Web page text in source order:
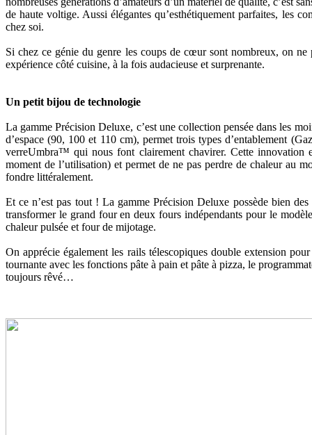
de haute voltige. Aussi élégantes qu’esthétiquement parfaites, les
chez soi.
Si chez ce génie du genre les coups de cœur sont nombreux, on
expérience côté cuisine, à la fois audacieuse et surprenante.
Un petit bijou de technologie
La gamme Précision Deluxe, c’est une collection pensée dans les
d’espace (90, 100 et 110 cm), permet trois types d’entablement
verreUmbra™ qui nous font clairement chavirer. Cette innovation
moment de l’utilisation) et permet de ne pas perdre de chaleur au
fondre littéralement.
Et ce n’est pas tout ! La gamme Précision Deluxe possède bien
transformer le grand four en deux fours indépendants pour le
chaleur pulsée et four de mijotage.
On apprécie également les rails télescopiques double extension
tournante avec les fonctions pâte à pain et pâte à pizza, le
toujours rêvé…